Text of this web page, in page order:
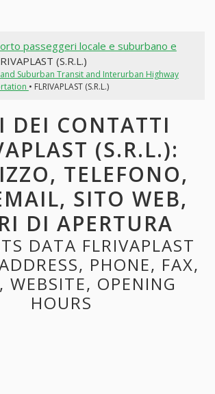
passeggeri locale e suburbano e
(S.R.L.)
Suburban Transit and Interurban Highway
• FLRIVAPLAST (S.R.L.)
DEI CONTATTI
(S.R.L.):
TELEFONO,
SITO WEB,
DI APERTURA
DATA FLRIVAPLAST
PHONE, FAX,
WEBSITE, OPENING
HOURS